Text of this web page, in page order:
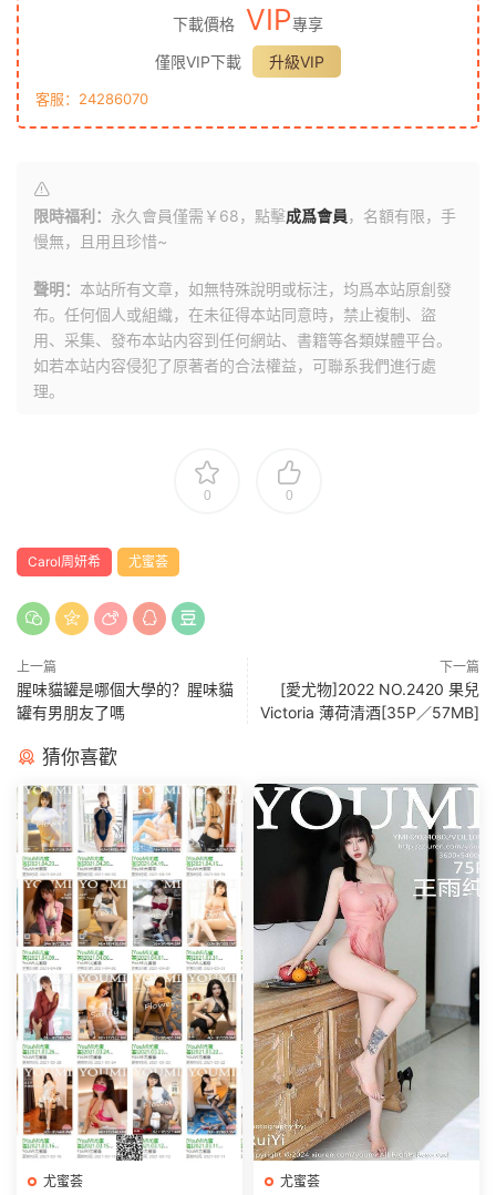
下載價格 VIP專享
僅限VIP下載
升級VIP
客服：24286070
限時福利： 永久會員僅需￥68，點擊成爲會員，名額有限，手
慢無，且用且珍惜~
聲明： 本站所有文章，如無特殊說明或标注，均爲本站原創發
布。任何個人或組織，在未征得本站同意時，禁止複制、盜
用、采集、發布本站内容到任何網站、書籍等各類媒體平台。
如若本站内容侵犯了原著者的合法權益，可聯系我們進行處
理。
0 0
Carol周妍希 尤蜜荟
上一篇
腥味貓罐是哪個大學的？腥味貓
罐有男朋友了嗎
下一篇
[愛尤物]2022 NO.2420 果兒
Victoria 薄荷清酒[35P／57MB]
猜你喜歡
尤蜜荟 尤蜜荟